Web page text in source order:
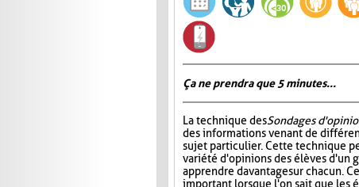
Ça ne prendra que 5 minutes...
La technique desSondages
des informations venant de
sujet particulier. Cette technique
variété d'opinions des élèves d'un
apprendre davantage sur chacun.
important lorsque l'on sait que les